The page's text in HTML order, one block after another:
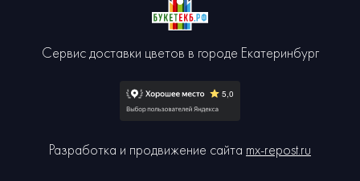
Сервис доставки цветов в городе Екатеринбург
Разработка и продвижение сайта mx-repost.ru